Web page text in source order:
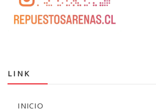
LINK
INICIO